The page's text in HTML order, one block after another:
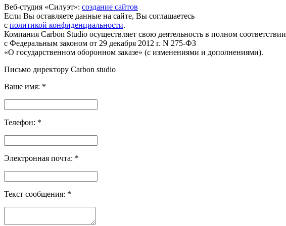
Веб-студия «Силуэт»: создание сайтов
Если Вы оставляете данные на сайте, Вы соглашаетесь
с политикой конфиденциальности.
Компания Carbon Studio осуществляет свою деятельность в полном соответствии
с Федеральным законом от 29 декабря 2012 г. N 275-ФЗ
«О государственном оборонном заказе» (с изменениями и дополнениями).
Письмо директору Carbon studio
Ваше имя: *
Телефон: *
Электронная почта: *
Текст сообщения: *